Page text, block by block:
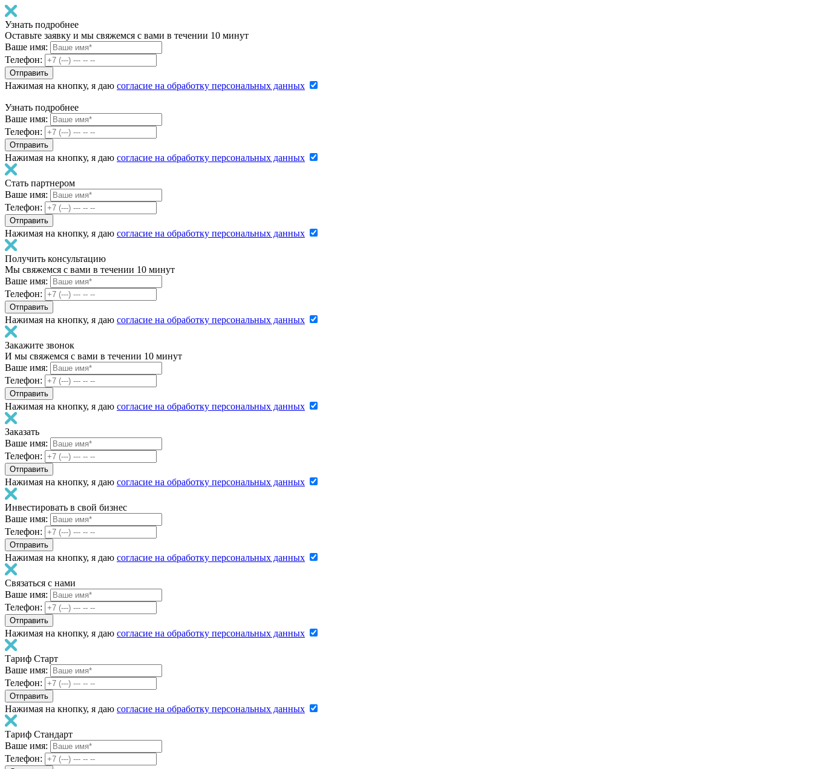
Узнать подробнее
Оставьте заявку и мы свяжемся с вами в течении 10 минут
Ваше имя:
Телефон:
Нажимая на кнопку, я даю согласие на обработку персональных данных
Узнать подробнее
Ваше имя:
Телефон:
Нажимая на кнопку, я даю согласие на обработку персональных данных
Стать партнером
Ваше имя:
Телефон:
Нажимая на кнопку, я даю согласие на обработку персональных данных
Получить консультацию
Мы свяжемся с вами в течении 10 минут
Ваше имя:
Телефон:
Нажимая на кнопку, я даю согласие на обработку персональных данных
Закажите звонок
И мы свяжемся с вами в течении 10 минут
Ваше имя:
Телефон:
Нажимая на кнопку, я даю согласие на обработку персональных данных
Заказать
Ваше имя:
Телефон:
Нажимая на кнопку, я даю согласие на обработку персональных данных
Инвестировать в свой бизнес
Ваше имя:
Телефон:
Нажимая на кнопку, я даю согласие на обработку персональных данных
Связаться с нами
Ваше имя:
Телефон:
Нажимая на кнопку, я даю согласие на обработку персональных данных
Тариф Старт
Ваше имя:
Телефон:
Нажимая на кнопку, я даю согласие на обработку персональных данных
Тариф Стандарт
Ваше имя:
Телефон: